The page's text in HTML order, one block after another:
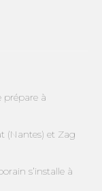
prépare à
(Nantes) et Zag
s’installe à